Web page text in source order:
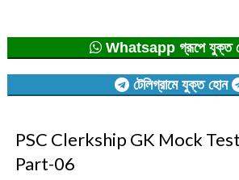
Whatsapp গ্রূপে যুক্ত
টেলিগ্রামে যুক্ত হোন
PSC Clerkship GK Mock
Part-06